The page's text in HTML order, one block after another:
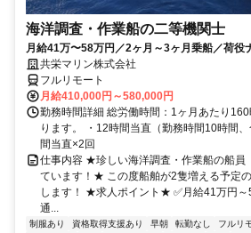
海洋調査・作業船の二等機関士
月給41万〜58万円／2ヶ月～3ヶ月乗船／荷役
共栄マリン株式会社
フルリモート
月給410,000円～580,000円
勤務時間詳細 総労働時間：1ヶ月あたり
ります。 ・12時間当直（勤務時間10時間
間当直×2回
仕事内容 ★珍しい海洋調査・作業船の船員
ています！★ この度船舶が2隻増える予定
します！ ★求人ポイント★ ✅月給41万円～
通...
制服あり 資格取得支援あり 早朝 転勤なし フルリ